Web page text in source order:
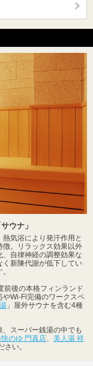
ウナ」
熱気浴により発汗作用と
徴。リラックス効果以外
自律神経の調整効果な
く新陳代謝が低下してい
前後の本格フィンランド
Wi-Fi完備のワークスペ
」屋外サウナを含む4種
スーパー銭湯の中でも
のゆ 門真店
美人湯 祥
い。